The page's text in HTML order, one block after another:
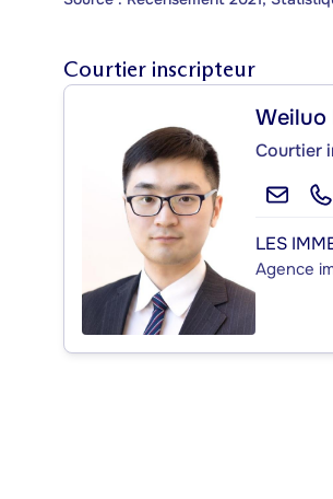
Courtier inscripteur
Weiluo
Courtier
LES
Agence